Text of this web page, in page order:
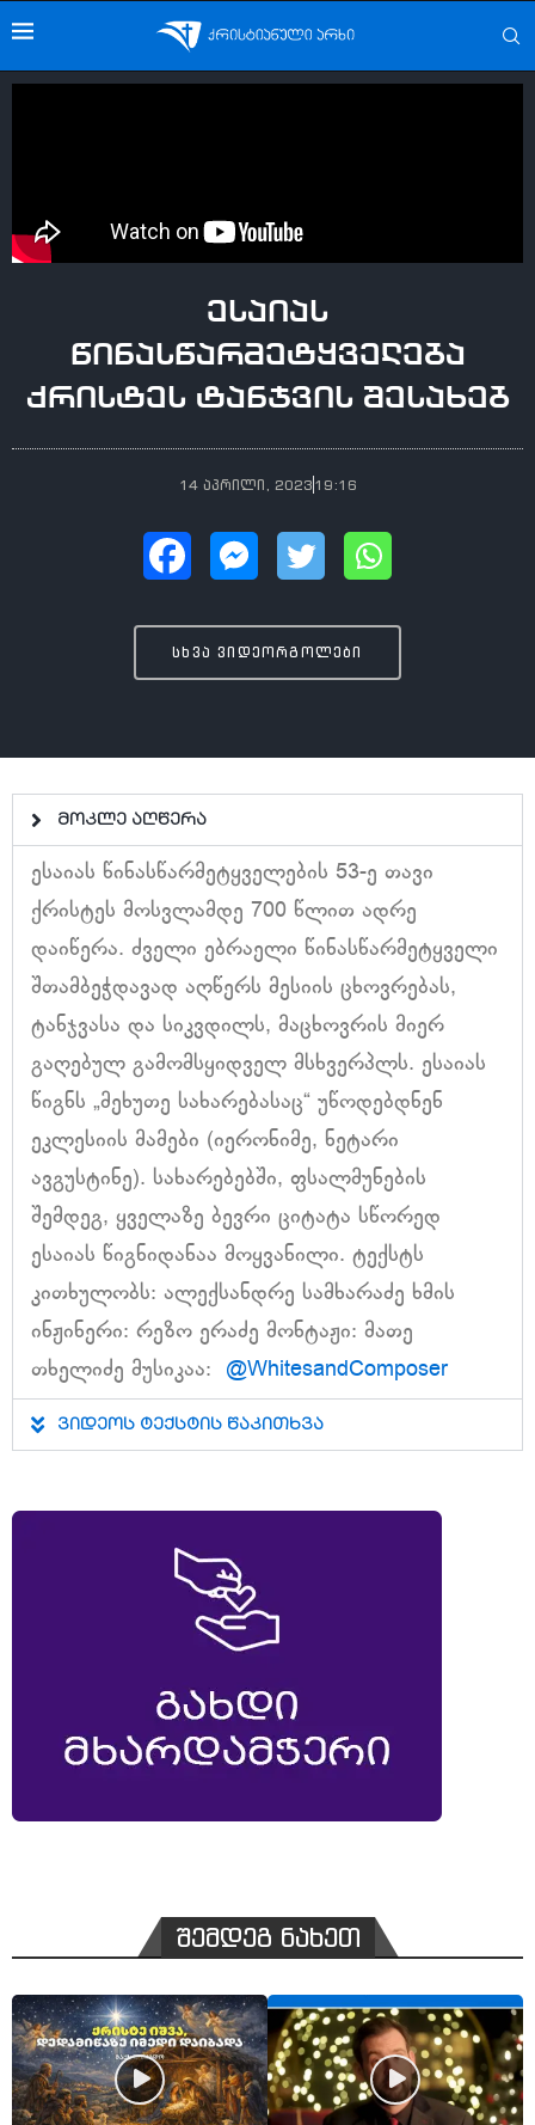
ესაიას
წინასწარმეტყველება
ქრისტეს ტანჯვის შესახებ
14 აპრილი, 2023 19:16
სხვა ვიდეორგოლები
მოკლე აღწერა
ესაიას წინასწარმეტყველების 53-ე თავი
ქრისტეს მოსვლამდე 700 წლით ადრე
დაიწერა. ძველი ებრაელი წინასწარმეტყველი
შთამბეჭდავად აღწერს მესიის ცხოვრებას,
ტანჯვასა და სიკვდილს, მაცხოვრის მიერ
გაღებულ გამომსყიდველ მსხვერპლს. ესაიას
წიგნს „მეხუთე სახარებასაც“ უწოდებდნენ
ეკლესიის მამები (იერონიმე, ნეტარი
ავგუსტინე). სახარებებში, ფსალმუნების
შემდეგ, ყველაზე ბევრი ციტატა სწორედ
ესაიას წიგნიდანაა მოყვანილი. ტექსტს
კითხულობს: ალექსანდრე სამხარაძე ხმის
ინჟინერი: რეზო ერაძე მონტაჟი: მათე
თხელიძე მუსიკაა:
@WhitesandComposer
ვიდეოს ტექსტის წაკითხვა
შემდეგ ნახეთ